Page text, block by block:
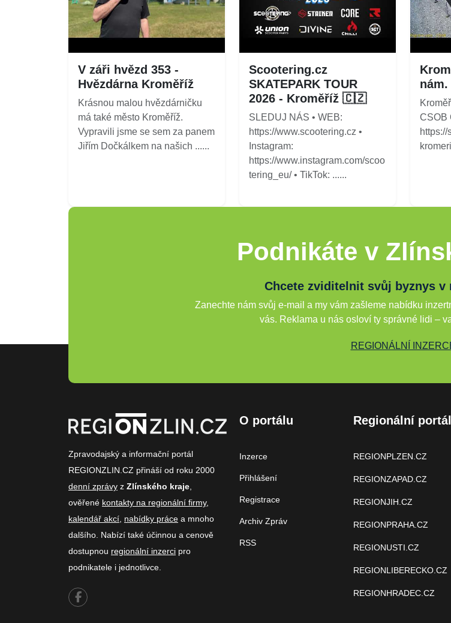
V záři hvězd 353 -
Hvězdárna Kroměříž
Krásnou malou hvězdárničku
má také město Kroměříž.
Vypravili jsme se sem za panem
Jiřím Dočkálkem na našich ......
Scootering.cz
SKATEPARK TOUR
2026 - Kroměříž 🇨🇿
SLEDUJ NÁS • WEB:
https://www.scootering.cz •
Instagram:
https://www.instagram.com/scoo
tering_eu/ • TikTok: ......
nám.
CSOB
https://
Podnikáte v
Chcete zviditelnit svůj byznys v
Zanechte nám svůj e-mail a my vám zašleme nabídku
vás. Reklama u nás osloví ty správné lidi –
REGIONÁLNÍ
Zpravodajský a informační portál
REGIONZLIN.CZ přináší od roku 2000
denní zprávy z Zlínského kraje
ověřené kontakty na regionální firmy,
kalendář akcí nabídky práce a mnoho
dalšího. Nabízí také účinnou a cenově
dostupnou regionální inzerci pro
podnikatele i jednotlivce.
O portálu
Inzerce
Přihlášení
Registrace
Archiv Zpráv
RSS
Regionální
REGIONPLZEN.CZ
REGIONZAPAD.CZ
REGIONJIH.CZ
REGIONPRAHA.CZ
REGIONUSTI.CZ
REGIONLIBERECKO.CZ
REGIONHRADEC.CZ